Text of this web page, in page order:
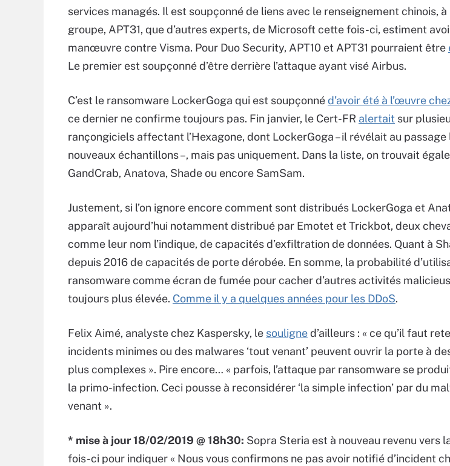
services managés. Il est soupçonné de liens avec le renseignement chinois, à
groupe, APT31, que d’autres experts, de Microsoft cette fois-ci, estiment
manœuvre contre Visma. Pour Duo Security, APT10 et APT31 pourraient être
Le premier est soupçonné d’être derrière l’attaque ayant visé Airbus.
C’est le ransomware LockerGoga qui est soupçonnéd’avoir été à l’œuvre
ce dernier ne confirme toujours pas. Fin janvier, le Cert-FR alertait sur
rançongiciels affectant l’Hexagone, dont LockerGoga – il révélait au
nouveaux échantillons –, mais pas uniquement. Dans la liste, on trouvait
GandCrab, Anatova, Shade ou encore SamSam.
Justement, si l’on ignore encore comment sont distribués LockerGoga et
apparaît aujourd’hui notamment distribué par Emotet et Trickbot, deux
comme leur nom l’indique, de capacités d’exfiltration de données. Quant à
depuis 2016 de capacités de porte dérobée. En somme, la probabilité
ransomware comme écran de fumée pour cacher d’autres activités
toujours plus élevée. Comme il y a quelques années pour les DDoS.
Felix Aimé, analyste chez Kaspersky, le souligned’ailleurs : « ce qu’il faut
incidents minimes ou des malwares ‘tout venant’ peuvent ouvrir la porte à
plus complexes ». Pire encore… « parfois, l’attaque par ransomware se
la primo-infection. Ceci pousse à reconsidérer ‘la simple infection’ par du
venant ».
* mise à jour 18/02/2019 @ 18h30: Sopra Steria est à nouveau revenu vers
fois-ci pour indiquer « Nous vous confirmons ne pas avoir notifié d’incident